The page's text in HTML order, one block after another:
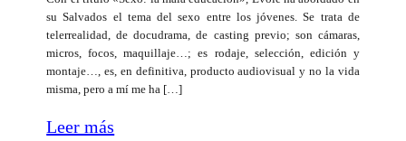
su Salvados el tema del sexo entre los jóvenes. Se trata de
telerrealidad, de docudrama, de casting previo; son cámaras,
micros, focos, maquillaje…; es rodaje, selección, edición y
montaje…, es, en definitiva, producto audiovisual y no la vida
misma, pero a mí me ha […]
Leer más